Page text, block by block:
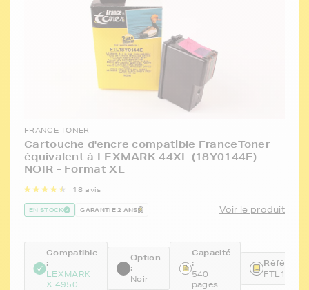
FRANCE TONER
Cartouche d'encre compatible FranceToner
équivalent à LEXMARK 44XL (18Y0144E) -
NOIR - Format XL
18 avis
EN STOCK GARANTIE 2 ANS Voir le produit
Compatible
:
LEXMARK
X 4950
Option
:
Noir
Capacité
:
540
pages